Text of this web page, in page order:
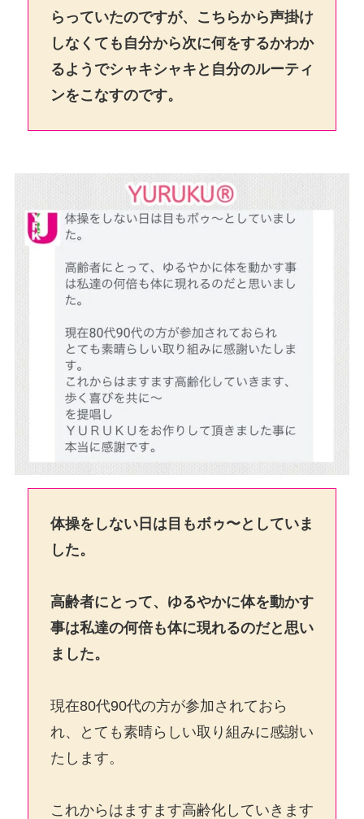
らっていたのですが、こちらから声掛け
しなくても自分から次に何をするかわか
るようでシャキシャキと自分のルーティ
ンをこなすのです。
体操をしない日は目もボゥ〜としていま
した。
高齢者にとって、ゆるやかに体を動かす
事は私達の何倍も体に現れるのだと思い
ました。
現在80代90代の方が参加されておら
れ、とても素晴らしい取り組みに感謝い
たします。
これからはますます高齢化していきます